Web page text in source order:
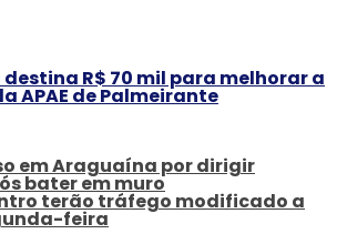
R$ 70 mil para melhorar a
APAE de Palmeirante
em Araguaína por dirigir
bater em muro
terão tráfego modificado a
feira